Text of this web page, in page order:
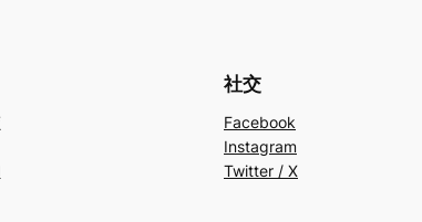
社交
Facebook
Instagram
Twitter / X